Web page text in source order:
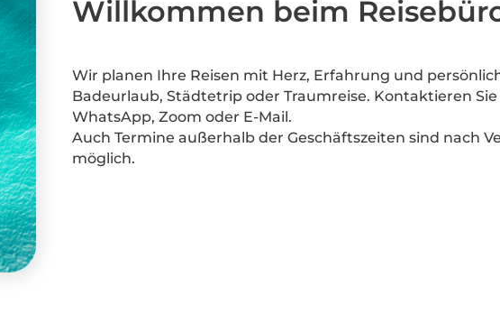
Willkommen beim
Wir planen Ihre Reisen mit Herz, Erfahrung und
Badeurlaub, Städtetrip oder Traumreise. Kontaktieren
WhatsApp, Zoom oder E-Mail.
Auch Termine außerhalb der Geschäftszeiten sind nach
möglich.